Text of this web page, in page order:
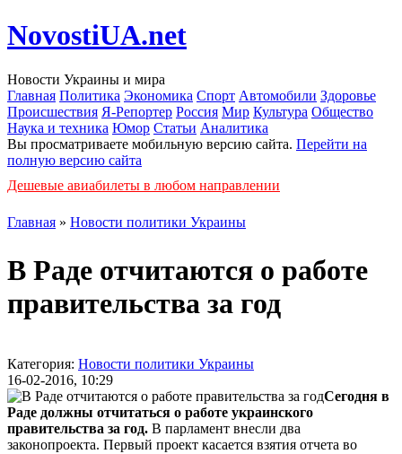
NovostiUA.net
Новости Украины и мира
Главная Политика Экономика Спорт Автомобили Здоровье
Происшествия Я-Репортер Россия Мир Культура Общество
Наука и техника Юмор Статьи Аналитика
Вы просматриваете мобильную версию сайта. Перейти на
полную версию сайта
Дешевые авиабилеты в любом направлении
Главная » Новости политики Украины
В Раде отчитаются о работе
правительства за год
Категория: Новости политики Украины
16-02-2016, 10:29
Сегодня в
Раде должны отчитаться о работе украинского
правительства за год. В парламент внесли два
законопроекта. Первый проект касается взятия отчета во